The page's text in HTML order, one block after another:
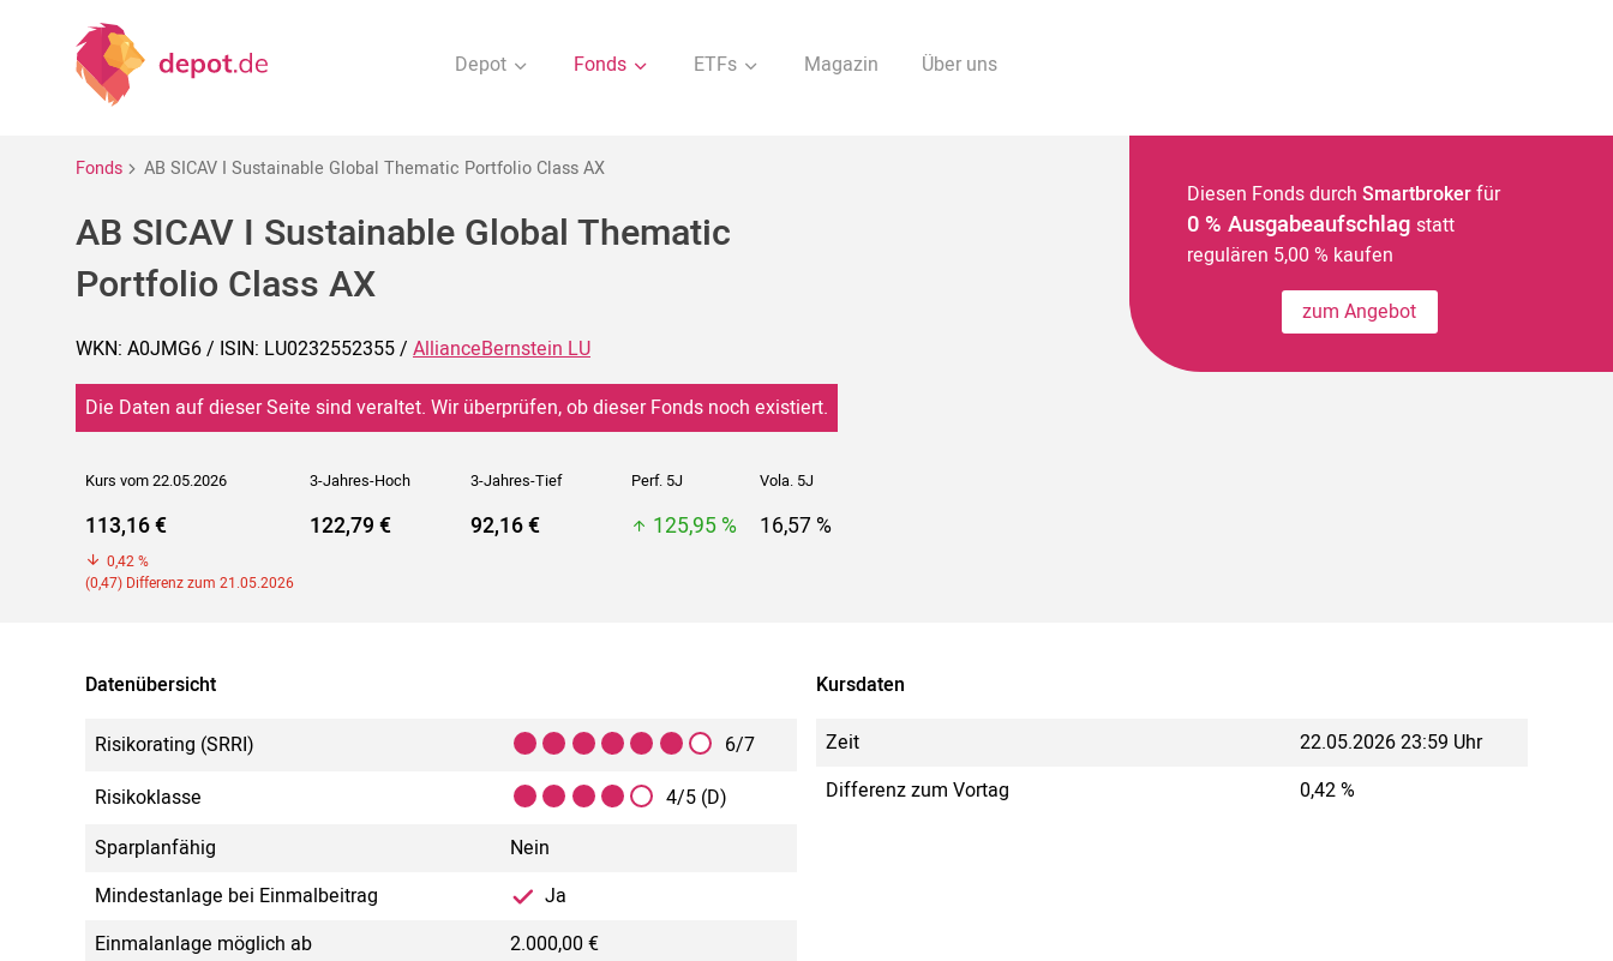
Depot Fonds ETFs Magazin Über uns
Fonds AB SICAV I Sustainable Global Thematic Portfolio Class AX
AB SICAV I Sustainable Global Thematic
Portfolio Class AX
WKN: A0JMG6 / ISIN: LU0232552355 / AllianceBernstein LU
Die Daten auf dieser Seite sind veraltet. Wir überprüfen, ob dieser Fonds noch existiert.
Kurs vom 22.05.2026 3-Jahres-Hoch 3-Jahres-Tief Perf. 5J Vola. 5J
113,16 €
0,42 %
(0,47) Differenz zum 21.05.2026
122,79 € 92,16 € 125,95 % 16,57 %
Diesen Fonds durch Smartbrokerfür
0 % Ausgabeaufschlag statt
regulären 5,00 % kaufen
zum Angebot
Datenübersicht
Risikorating (SRRI)
6/7
Risikoklasse
4/5 (D)
Sparplanfähig
Nein
Mindestanlage bei Einmalbeitrag
Ja
Einmalanlage möglich ab
2.000,00 €
Kursdaten
Zeit
22.05.2026 23:59 Uhr
Differenz zum Vortag
0,42 %